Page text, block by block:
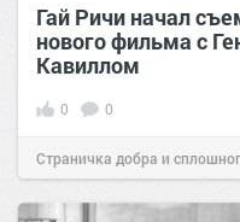
Гай Ричи начал
нового фильма с
Кавиллом
0 0
Страничка добра и
позитива! 11:5714 фев 2023